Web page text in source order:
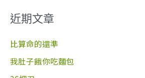
鍵
字
:
近期文章
比算命的還準
我肚子餓你吃麵包